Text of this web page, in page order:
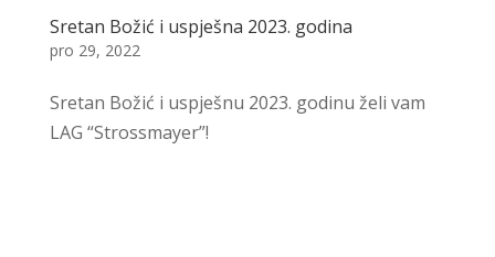
Sretan Božić i uspješna 2023. godina
pro 29, 2022
Sretan Božić i uspješnu 2023. godinu želi vam
LAG “Strossmayer”!